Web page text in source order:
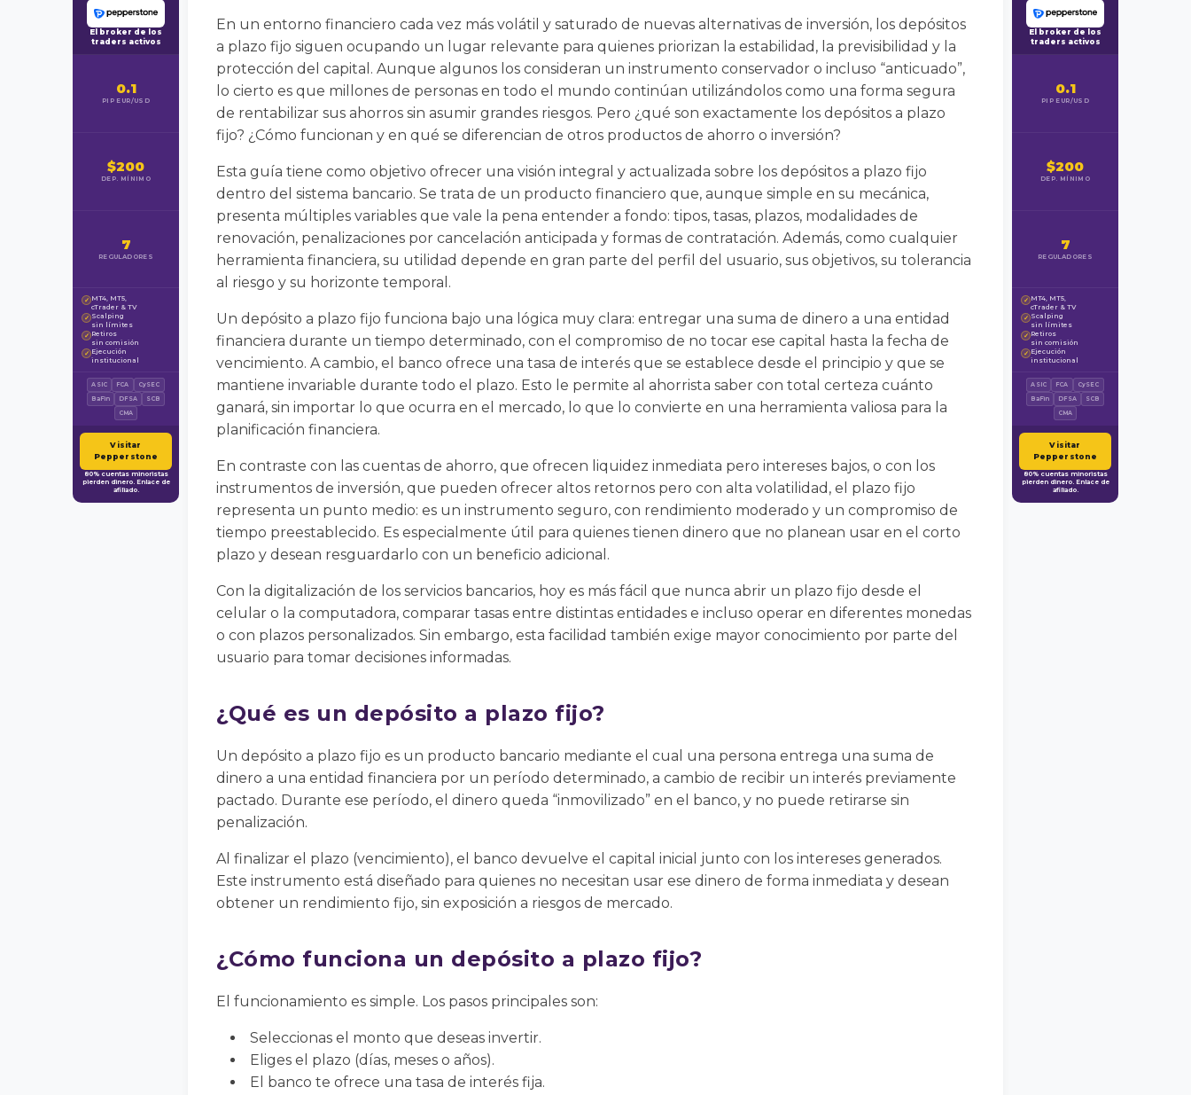
El broker de los
traders activos
0.1
PIP EUR/USD
$200
DEP. MÍNIMO
7
REGULADORES
✓ MT4, MT5,
cTrader & TV
✓ Scalping
sin límites
✓ Retiros
sin comisión
✓ Ejecución
institucional
ASIC FCA
CySEC
BaFin
DFSA
SCB
CMA
Visitar
Pepperstone
80% cuentas minoristas
pierden dinero. Enlace de
afiliado.
En un entorno financiero cada vez más volátil y saturado de nuevas alternativas de inversión, los depósitos
a plazo fijo siguen ocupando un lugar relevante para quienes priorizan la estabilidad, la previsibilidad y la
protección del capital. Aunque algunos los consideran un instrumento conservador o incluso “anticuado”,
lo cierto es que millones de personas en todo el mundo continúan utilizándolos como una forma segura
de rentabilizar sus ahorros sin asumir grandes riesgos. Pero ¿qué son exactamente los depósitos a plazo
fijo? ¿Cómo funcionan y en qué se diferencian de otros productos de ahorro o inversión?
Esta guía tiene como objetivo ofrecer una visión integral y actualizada sobre los depósitos a plazo fijo
dentro del sistema bancario. Se trata de un producto financiero que, aunque simple en su mecánica,
presenta múltiples variables que vale la pena entender a fondo: tipos, tasas, plazos, modalidades de
renovación, penalizaciones por cancelación anticipada y formas de contratación. Además, como cualquier
herramienta financiera, su utilidad depende en gran parte del perfil del usuario, sus objetivos, su tolerancia
al riesgo y su horizonte temporal.
Un depósito a plazo fijo funciona bajo una lógica muy clara: entregar una suma de dinero a una entidad
financiera durante un tiempo determinado, con el compromiso de no tocar ese capital hasta la fecha de
vencimiento. A cambio, el banco ofrece una tasa de interés que se establece desde el principio y que se
mantiene invariable durante todo el plazo. Esto le permite al ahorrista saber con total certeza cuánto
ganará, sin importar lo que ocurra en el mercado, lo que lo convierte en una herramienta valiosa para la
planificación financiera.
En contraste con las cuentas de ahorro, que ofrecen liquidez inmediata pero intereses bajos, o con los
instrumentos de inversión, que pueden ofrecer altos retornos pero con alta volatilidad, el plazo fijo
representa un punto medio: es un instrumento seguro, con rendimiento moderado y un compromiso de
tiempo preestablecido. Es especialmente útil para quienes tienen dinero que no planean usar en el corto
plazo y desean resguardarlo con un beneficio adicional.
Con la digitalización de los servicios bancarios, hoy es más fácil que nunca abrir un plazo fijo desde el
celular o la computadora, comparar tasas entre distintas entidades e incluso operar en diferentes monedas
o con plazos personalizados. Sin embargo, esta facilidad también exige mayor conocimiento por parte del
usuario para tomar decisiones informadas.
¿Qué es un depósito a plazo fijo?
Un depósito a plazo fijo es un producto bancario mediante el cual una persona entrega una suma de
dinero a una entidad financiera por un período determinado, a cambio de recibir un interés previamente
pactado. Durante ese período, el dinero queda “inmovilizado” en el banco, y no puede retirarse sin
penalización.
Al finalizar el plazo (vencimiento), el banco devuelve el capital inicial junto con los intereses generados.
Este instrumento está diseñado para quienes no necesitan usar ese dinero de forma inmediata y desean
obtener un rendimiento fijo, sin exposición a riesgos de mercado.
¿Cómo funciona un depósito a plazo fijo?
El funcionamiento es simple. Los pasos principales son:
Seleccionas el monto que deseas invertir.
Eliges el plazo (días, meses o años).
El banco te ofrece una tasa de interés fija.
El broker de los
traders activos
0.1
PIP EUR/USD
$200
DEP. MÍNIMO
7
REGULADORES
✓ MT4, MT5,
cTrader & TV
✓ Scalping
sin límites
✓ Retiros
sin comisión
✓ Ejecución
institucional
ASIC FCA
CySEC
BaFin
DFSA
SCB
CMA
Visitar
Pepperstone
80% cuentas minoristas
pierden dinero. Enlace de
afiliado.